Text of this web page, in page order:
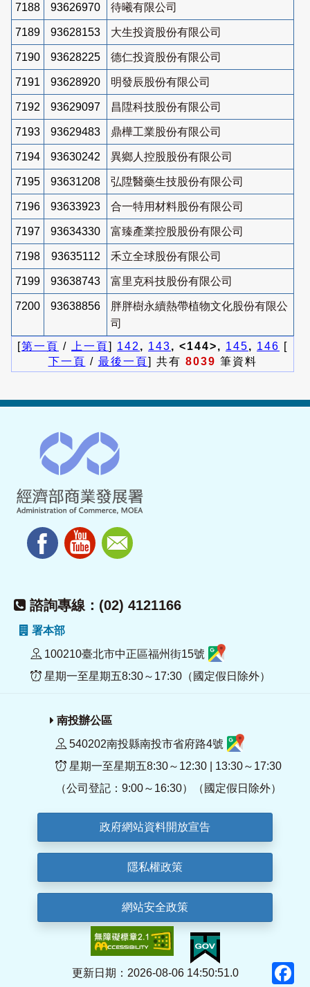
7188 93626970 待曦有限公司
7189 93628153 大生投資股份有限公司
7190 93628225 德仁投資股份有限公司
7191 93628920 明發辰股份有限公司
7192 93629097 昌陞科技股份有限公司
7193 93629483 鼎樺工業股份有限公司
7194 93630242 異鄉人控股股份有限公司
7195 93631208 弘陞醫藥生技股份有限公司
7196 93633923 合一特用材料股份有限公司
7197 93634330 富臻產業控股股份有限公司
7198 93635112 禾立全球股份有限公司
7199 93638743 富里克科技股份有限公司
7200 93638856
胖胖樹永續熱帶植物文化股份有限公
司
[第一頁 / 上一頁] 142 , 143, <144>, 145, 146 [
下一頁 / 最後一頁] 共有 8039 筆資料
諮詢專線：(02) 4121166
署本部
100210臺北市中正區福州街15號
星期一至星期五8:30～17:30（國定假日除外）
南投辦公區
540202南投縣南投市省府路4號
星期一至星期五8:30～12:30 | 13:30～17:30
（公司登記：9:00～16:30）（國定假日除外）
政府網站資料開放宣告
隱私權政策
網站安全政策
更新日期：2026-08-06 14:50:51.0